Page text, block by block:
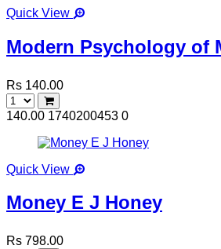
Quick View
Modern Psychology of
Rs 140.00
140.00 1740200453 0
Quick View
Money E J Honey
Rs 798.00